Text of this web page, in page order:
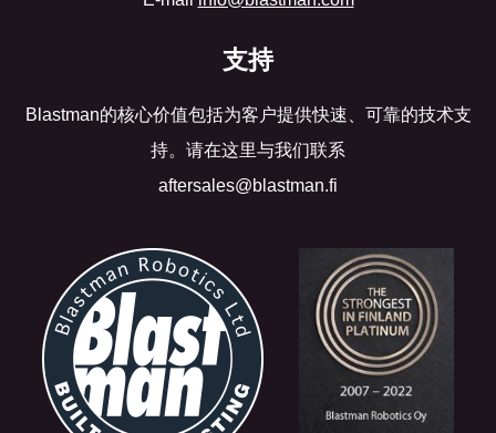
支持
Blastman的核心价值包括为客户提供快速、可靠的技术支
持。请在这里与我们联系
aftersales@blastman.fi